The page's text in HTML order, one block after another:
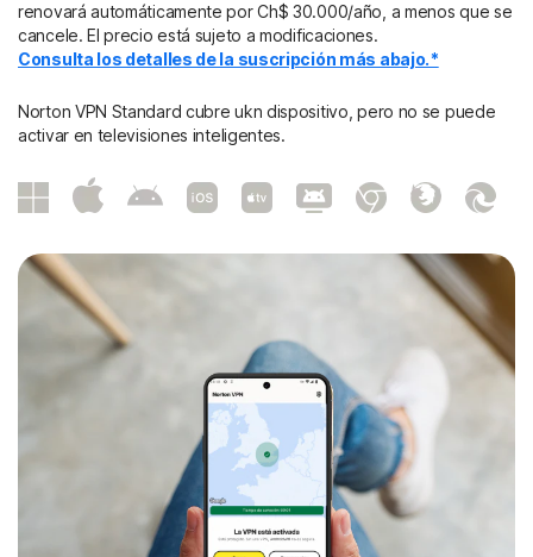
renovará automáticamente por Ch$ 30.000/año, a menos que se
cancele. El precio está sujeto a modificaciones.
Consulta los detalles de la suscripción más abajo.*
Norton VPN Standard cubre ukn dispositivo, pero no se puede
activar en televisiones inteligentes.